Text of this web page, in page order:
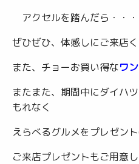
アクセルを踏んだら・・・
ぜひぜひ、体感しにご来店
また、チョーお買い得なワ
またまた、期間中にダイハ
もれなく
えらべるグルメをプレゼン
ご来店プレゼントもご用意